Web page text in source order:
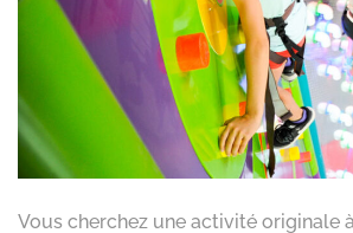
Vous cherchez une activité originale